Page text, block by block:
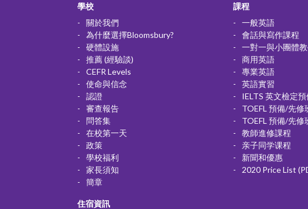
學校
關於我們
為什麼選擇Bloomsbury?
硬體設施
推薦 (經驗談)
CEFR Levels
使命與信念
認證
審查報告
問答集
在校第一天
政策
學校福利
家長須知
簡章
住宿資訊
課程
一般英語
會話與寫作課程
一對一與小團體
商用英語
專業英語
英語實習
IELTS 英文檢定
TOEFL 預備/先修
TOEFL 預備/先修
教師進修課程
亲子同学课程
新聞和優惠
2020 Price List